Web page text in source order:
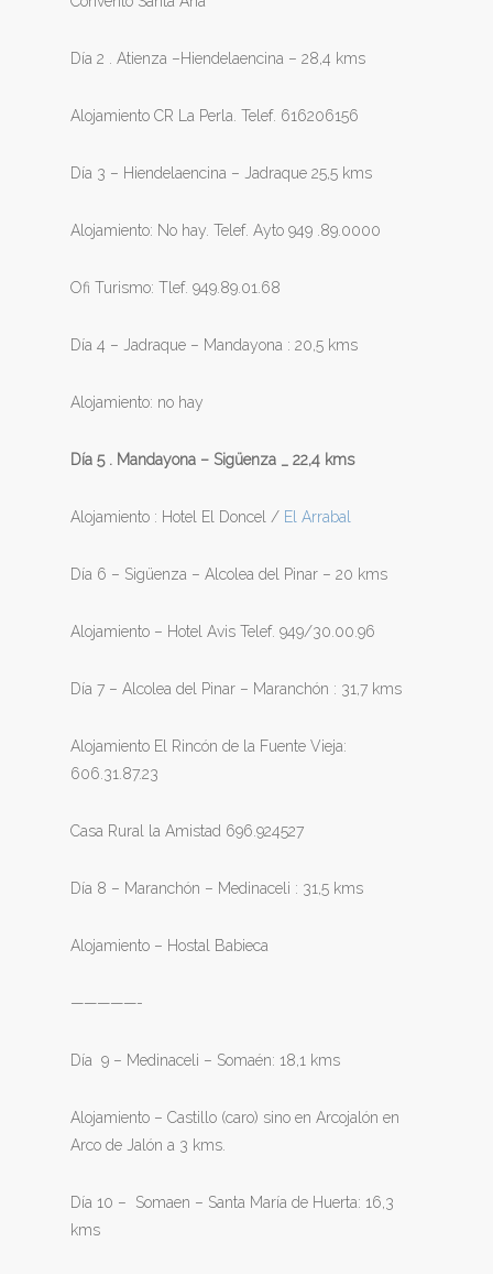
Día 2 . Atienza –Hiendelaencina – 28,4 kms
Alojamiento CR La Perla. Telef. 616206156
Día 3 – Hiendelaencina – Jadraque 25,5 kms
Alojamiento: No hay. Telef. Ayto 949 .89.0000
Ofi Turismo: Tlef. 949.89.01.68
Día 4 – Jadraque – Mandayona : 20,5 kms
Alojamiento: no hay
Día 5 . Mandayona – Sigüenza _ 22,4 kms
Alojamiento : Hotel El Doncel / El Arrabal
Día 6 – Sigüenza – Alcolea del Pinar – 20 kms
Alojamiento – Hotel Avis Telef. 949/30.00.96
Día 7 – Alcolea del Pinar – Maranchón : 31,7 kms
Alojamiento El Rincón de la Fuente Vieja:
606.31.87.23
Casa Rural la Amistad 696.924527
Día 8 – Maranchón – Medinaceli : 31,5 kms
Alojamiento – Hostal Babieca
—————-
Día 9 – Medinaceli – Somaén: 18,1 kms
Alojamiento – Castillo (caro) sino en Arcojalón en
Arco de Jalón a 3 kms.
Día 10 – Somaen – Santa María de Huerta: 16,3
kms